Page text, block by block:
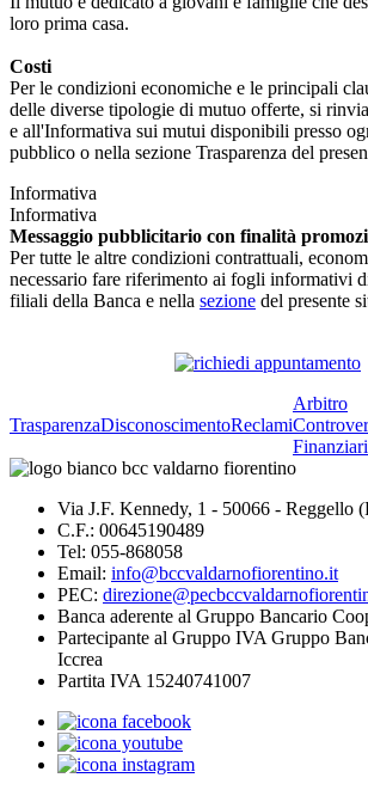
loro prima casa.
Costi
Per le condizioni economiche e le principali
delle diverse tipologie di mutuo offerte, si
e all'Informativa sui mutui disponibili presso
pubblico o nella sezione Trasparenza del
Informativa
Informativa
Messaggio pubblicitario con finalità
Per tutte le altre condizioni contrattuali,
necessario fare riferimento ai fogli informativi
filiali della Banca e nella sezione del presente
TrasparenzaDisconoscimentoReclami
Arbitro
Via J.F. Kennedy, 1 - 50066 - Reggello
C.F.: 00645190489
Tel: 055-868058
Email: info@bccvaldarnofiorentino.it
PEC:
Banca aderente al Gruppo Bancario
Partecipante al Gruppo IVA Gruppo
Iccrea
Partita IVA 15240741007